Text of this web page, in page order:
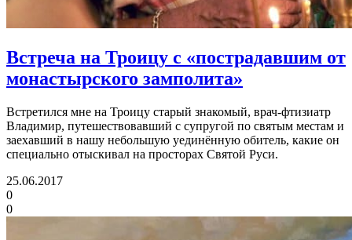
Встреча на Троицу с «пострадавшим от
монастырского замполита»
Встретился мне на Троицу старый знакомый, врач-фтизиатр
Владимир, путешествовавший с супругой по святым местам и
заехавший в нашу небольшую уединённую обитель, какие он
специально отыскивал на просторах Святой Руси.
25.06.2017
0
0